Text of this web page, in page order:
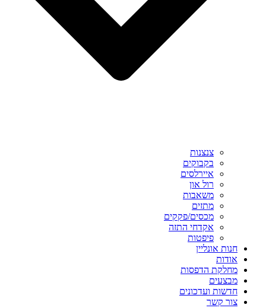
צנצנות
בקבוקים
איירלסים
רול און
משאבות
מתזים
מכסים/פקקים
אקדחי התזה
פיפטות
חנות אונליין
אודות
מחלקת הדפסות
מבצעים
חדשות ועדכונים
צור קשר